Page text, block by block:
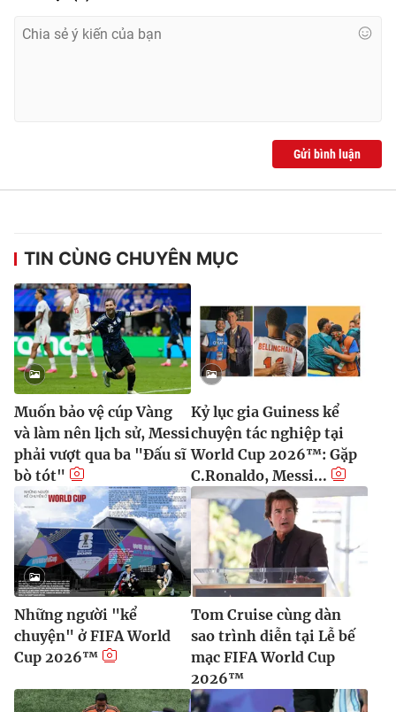
Gửi bình luận
TIN CÙNG CHUYÊN MỤC
Muốn bảo vệ cúp Vàng
và làm nên lịch sử, Messi
phải vượt qua ba "Đấu sĩ
bò tót"
Kỷ lục gia Guiness kể
chuyện tác nghiệp tại
World Cup 2026™: Gặp
C.Ronaldo, Messi...
Những người "kể
chuyện" ở FIFA World
Cup 2026™
Tom Cruise cùng dàn
sao trình diễn tại Lễ bế
mạc FIFA World Cup
2026™